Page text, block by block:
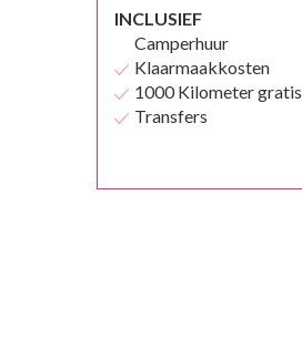
INCLUSIEF
Camperhuur
Klaarmaakkosten
1000 Kilometer gratis
Transfers